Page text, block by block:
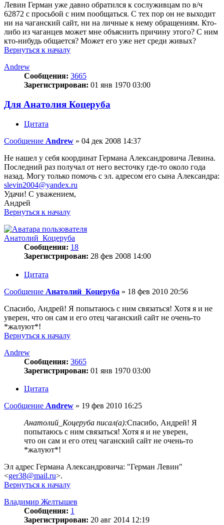
Левин Герман уже давно обратился к сослуживцам по в/ч
62872 с просьбой с ним пообщаться. С тех пор он не выходит
ни на чаганский сайт, ни на личные к нему обращениям. Кто-
либо из чаганцев может мне объяснить причину этого? С ним
кто-нибудь общается? Может его уже нет среди живых?
Вернуться к началу
Andrew
Сообщения: 3665
Зарегистрирован: 01 янв 1970 03:00
Для Анатолия Коцеруба
Цитата
Сообщение Andrew » 04 дек 2008 14:37
Не нашел у себя координат Германа Александровича Левина.
Последний раз получал от него весточку где-то около года
назад. Могу только помочь с эл. адресом его сына Александра:
slevin2004@yandex.ru
Удачи! С уважением,
Андрей
Вернуться к началу
Анатолий_Коцеруба
Сообщения: 18
Зарегистрирован: 28 фев 2008 14:00
Цитата
Сообщение Анатолий_Коцеруба » 18 фев 2010 20:56
Спасибо, Андрей! Я попытаюсь с ним связаться! Хотя я и не
уверен, что он сам и его отец чаганский сайт не очень-то
*жалуют*!
Вернуться к началу
Andrew
Сообщения: 3665
Зарегистрирован: 01 янв 1970 03:00
Цитата
Сообщение Andrew » 19 фев 2010 16:25
Анатолий_Коцеруба писал(а):Спасибо, Андрей! Я
попытаюсь с ним связаться! Хотя я и не уверен,
что он сам и его отец чаганский сайт не очень-то
*жалуют*!
Эл адрес Германа Александровича: "Герман Левин"
<ger38@mail.ru>.
Вернуться к началу
Владимир Желтышев
Сообщения: 1
Зарегистрирован: 20 авг 2014 12:19